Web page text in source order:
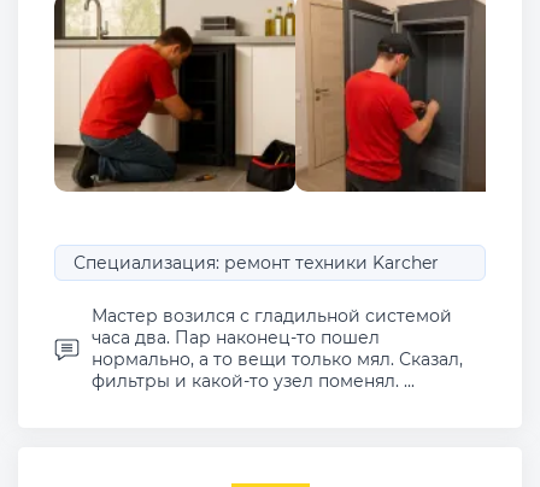
Специализация: ремонт техники Karcher
Мастер возился с гладильной системой
часа два. Пар наконец-то пошел
нормально, а то вещи только мял. Сказал,
фильтры и какой-то узел поменял. ...